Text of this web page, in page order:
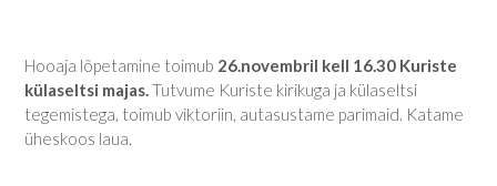
Hooaja lõpetamine toimub 26.novembril kell 16.30 Kuriste
külaseltsi majas.Tutvume Kuriste kirikuga ja külaseltsi
tegemistega, toimub viktoriin, autasustame parimaid. Katame
üheskoos laua.